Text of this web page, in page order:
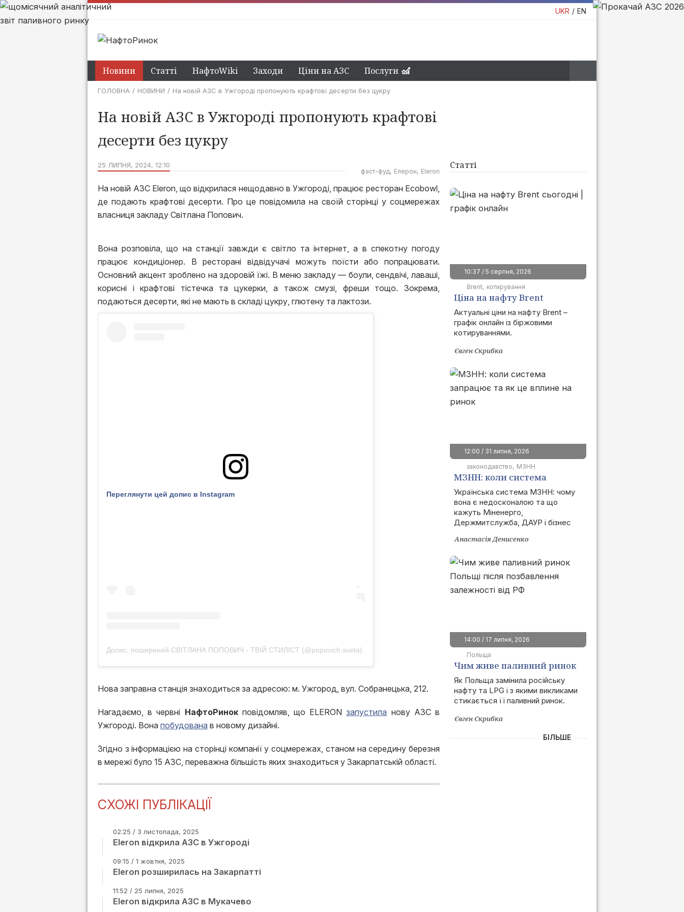
UKR EN
Новини Статті НафтоWiki Заходи Ціни на АЗС Послуги
ГОЛОВНА НОВИНИ На новій АЗС в Ужгороді пропонують крафтові десерти без цукру
На новій АЗС в Ужгороді пропонують крафтові
десерти без цукру
25 ЛИПНЯ, 2024, 12:10
фаст-фуд Елерон Eleron
На новій АЗС Eleron, що відкрилася нещодавно в Ужгороді, працює ресторан Ecobowl,
де подають крафтові десерти. Про це повідомила на своїй сторінці у соцмережах
власниця закладу Світлана Попович.
Вона розповіла, що на станції завжди є світло та інтернет, а в спекотну погоду
працює кондиціонер. В ресторані відвідучачі можуть поїсти або попрацювати.
Основний акцент зроблено на здоровій їжі. В меню закладу — боули, сендвічі, лаваші,
корисні і крафтові тістечка та цукерки, а також смузі, фреши тощо. Зокрема,
подаються десерти, які не мають в складі цукру, глютену та лактози.
Переглянути цей допис в Instagram
Допис, поширений СВІТЛАНА ПОПОВИЧ - ТВІЙ СТИЛІСТ (@popovich.sveta)
Нова заправна станція знаходиться за адресою: м. Ужгород, вул. Собранецька, 212.
Нагадаємо, в червні НафтоРинокповідомляв, що ELERONзапустила нову АЗС в
Ужгороді. Вона побудована в новому дизайні.
Згідно з інформацією на сторінці компанії у соцмережах, станом на середину березня
в мережі було 15 АЗС, переважна більшість яких знаходиться у Закарпатській області.
СХОЖІ ПУБЛІКАЦІЇ
02:25 / 3 листопада, 2025
Eleron відкрила АЗС в Ужгороді
09:15 / 1 жовтня, 2025
Eleron розширилась на Закарпатті
11:52 / 25 липня, 2025
Eleron відкрила АЗС в Мукачево
Статті
10:37 / 5 серпня, 2026
Brent котирування
Ціна на нафту Brent
сьогодні | графік онлайн
Актуальні ціни на нафту Brent –
графік онлайн із біржовими
котируваннями.
Євген Скрибка
12:00 / 31 липня, 2026
законодавство
МЗНН
МЗНН: коли система
запрацює та як це вплине
на ринок
Українська система МЗНН: чому
вона є недосконалою та що
кажуть Міненерго,
Держмитслужба, ДАУР і бізнес
Анастасія Денисенко
14:00 / 17 липня, 2026
Польща
Чим живе паливний ринок
Польщі після позбавлення
залежності від РФ
Як Польща замінила російську
нафту та LPG і з якими викликами
стикається її паливний ринок.
Євген Скрибка
БІЛЬШЕ